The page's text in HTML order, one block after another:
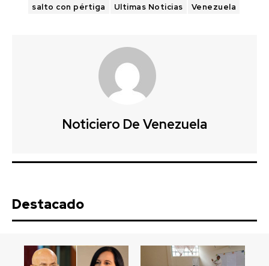
salto con pértiga Ultimas Noticias Venezuela
Noticiero De Venezuela
Destacado